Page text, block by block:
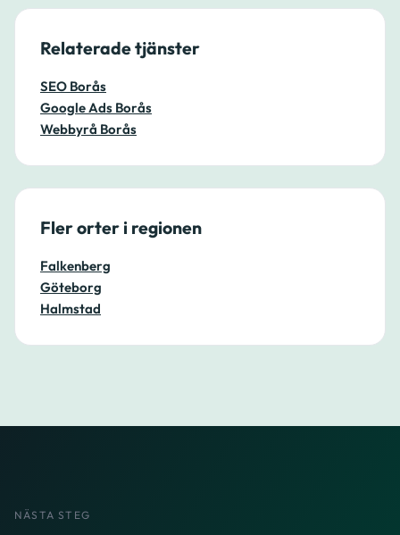
Relaterade tjänster
SEO Borås
Google Ads Borås
Webbyrå Borås
Fler orter i regionen
Falkenberg
Göteborg
Halmstad
NÄSTA STEG